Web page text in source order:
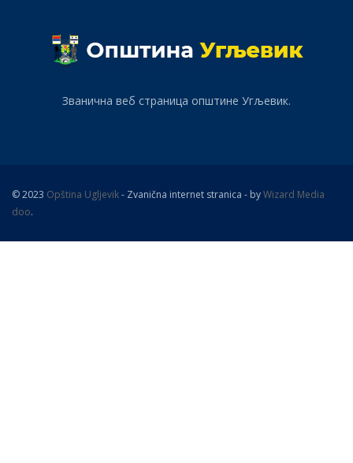
Званична веб страница општине Угљевик.
© 2023 Opština Ugljevik- Zvanična internet stranica - byWizard Media
doo.